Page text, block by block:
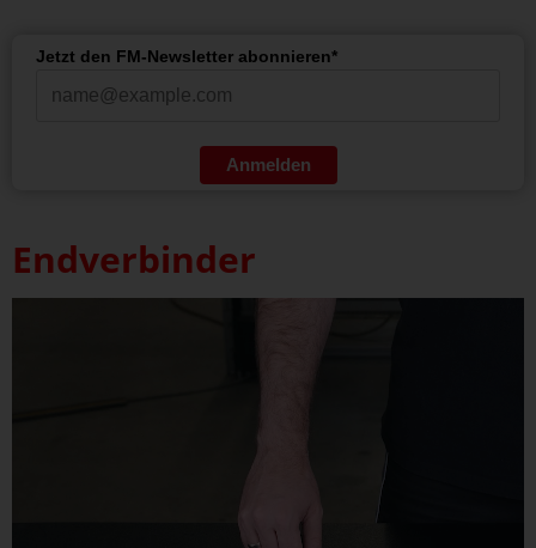
Jetzt den FM-Newsletter abonnieren*
Anmelden
Endverbinder